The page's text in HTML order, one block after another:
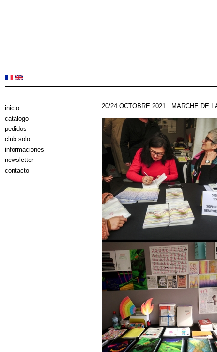
20/24 OCTOBRE 2021 : MARCHE DE
inicio
catálogo
pedidos
club solo
informaciones
newsletter
contacto